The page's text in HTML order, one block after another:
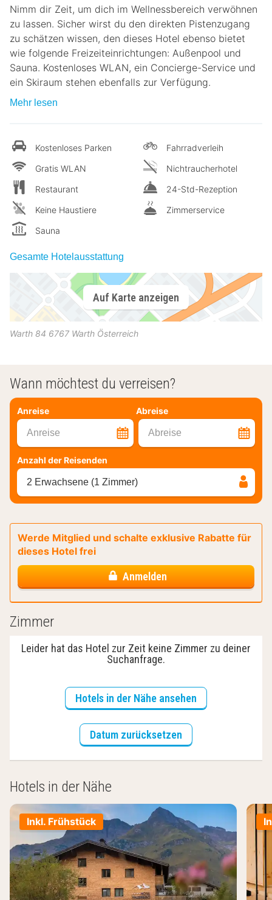
Nimm dir Zeit, um dich im Wellnessbereich verwöhnen
zu lassen. Sicher wirst du den direkten Pistenzugang
zu schätzen wissen, den dieses Hotel ebenso bietet
wie folgende Freizeiteinrichtungen: Außenpool und
Sauna. Kostenloses WLAN, ein Concierge-Service und
ein Skiraum stehen ebenfalls zur Verfügung.
Mehr lesen
Kostenloses Parken
Gratis WLAN
Restaurant
Keine Haustiere
Sauna
Fahrradverleih
Nichtraucherhotel
24-Std-Rezeption
Zimmerservice
Gesamte Hotelausstattung
Auf Karte anzeigen
Warth 84 6767 Warth Österreich
Wann möchtest du verreisen?
Anreise Abreise
Anreise Abreise
Anzahl der Reisenden
2 Erwachsene (1 Zimmer)
Werde Mitglied und schalte exklusive Rabatte für
dieses Hotel frei
Anmelden
Zimmer
Leider hat das Hotel zur Zeit keine Zimmer zu deiner
Suchanfrage.
Hotels in der Nähe ansehen
Datum zurücksetzen
Hotels in der Nähe
Inkl. Frühstück